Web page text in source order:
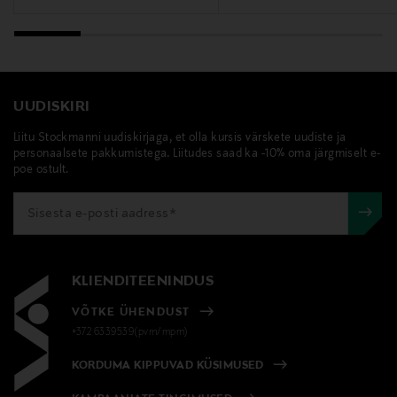
UUDISKIRI
Liitu Stockmanni uudiskirjaga, et olla kursis värskete uudiste ja
personaalsete pakkumistega. Liitudes saad ka -10% oma järgmiselt e-
poe ostult.
KLIENDITEENINDUS
VÕTKE ÜHENDUST
+372 6339539(pvm/mpm)
KORDUMA KIPPUVAD KÜSIMUSED